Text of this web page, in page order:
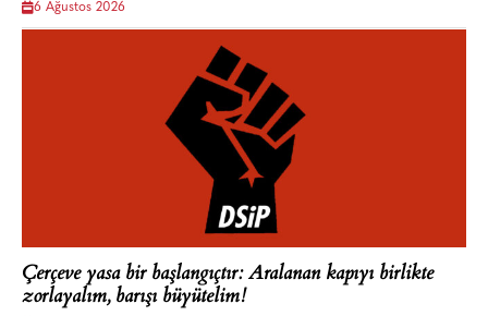
6 Ağustos 2026
Çerçeve yasa bir başlangıçtır: Aralanan kapıyı birlikte
zorlayalım, barışı büyütelim!